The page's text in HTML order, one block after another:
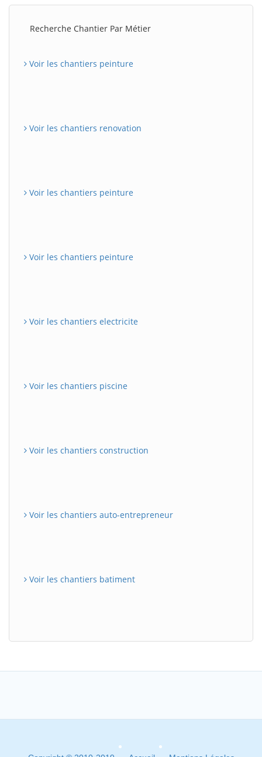
Recherche Chantier Par Métier
Voir les chantiers peinture
Voir les chantiers renovation
Voir les chantiers peinture
Voir les chantiers peinture
Voir les chantiers electricite
Voir les chantiers piscine
Voir les chantiers construction
Voir les chantiers auto-entrepreneur
Voir les chantiers batiment